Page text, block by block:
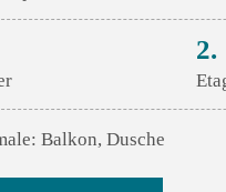
2.
Balkon, Dusche